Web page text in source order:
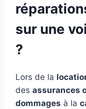
sur une
?
Lors de la
des assurances
dommages à la